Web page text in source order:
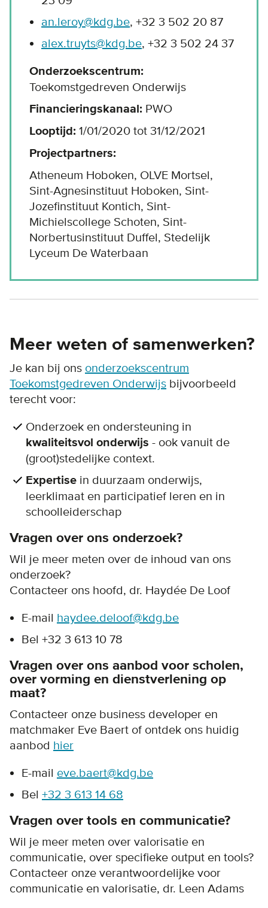
an.leroy@kdg.be, +32 3 502 20 87
alex.truyts@kdg.be, +32 3 502 24 37
Onderzoekscentrum:
Toekomstgedreven Onderwijs
Financieringskanaal: PWO
Looptijd: 1/01/2020 tot 31/12/2021
Projectpartners:
Atheneum Hoboken, OLVE Mortsel,
Sint-Agnesinstituut Hoboken, Sint-
Jozefinstituut Kontich, Sint-
Michielscollege Schoten, Sint-
Norbertusinstituut Duffel, Stedelijk
Lyceum De Waterbaan
Meer weten of samenwerken?
Je kan bij ons onderzoekscentrum
Toekomstgedreven Onderwijs bijvoorbeeld
terecht voor:
Onderzoek en ondersteuning in
kwaliteitsvol onderwijs - ook vanuit de
(groot)stedelijke context.
Expertise in duurzaam onderwijs,
leerklimaat en participatief leren en in
schoolleiderschap
Vragen over ons onderzoek?
Wil je meer meten over de inhoud van ons
onderzoek?
Contacteer ons hoofd, dr. Haydée De Loof
E-mail haydee.deloof@kdg.be
Bel +32 3 613 10 78
Vragen over ons aanbod voor scholen,
over vorming en dienstverlening op
maat?
Contacteer onze business developer en
matchmaker Eve Baert of ontdek ons huidig
aanbod hier
E-mail eve.baert@kdg.be
Bel +32 3 613 14 68
Vragen over tools en communicatie?
Wil je meer meten over valorisatie en
communicatie, over specifieke output en tools?
Contacteer onze verantwoordelijke voor
communicatie en valorisatie, dr. Leen Adams